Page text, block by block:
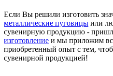
Если Вы решили изготовить
металлические пуговицы или
сувенирную продукцию -
изготовление и мы приложим
приобретенный опыт с тем,
сувенирной продукцией!